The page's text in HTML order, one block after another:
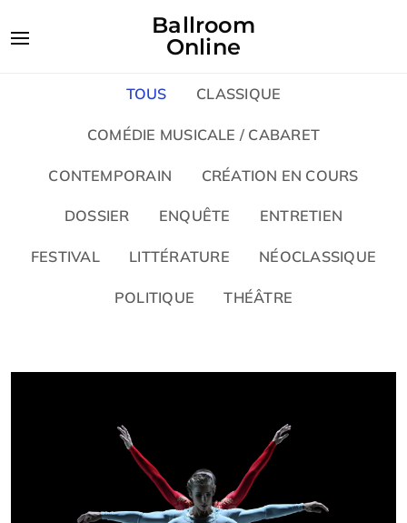
Ballroom
Online
TOUS CLASSIQUE
COMÉDIE MUSICALE / CABARET
CONTEMPORAIN CRÉATION EN COURS
DOSSIER ENQUÊTE ENTRETIEN
FESTIVAL LITTÉRATURE NÉOCLASSIQUE
POLITIQUE THÉÂTRE